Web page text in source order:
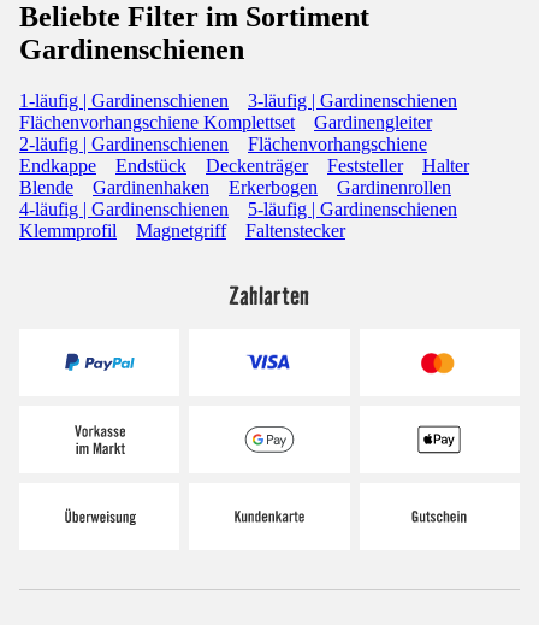
Beliebte Filter im Sortiment
Gardinenschienen
1-läufig | Gardinenschienen
3-läufig | Gardinenschienen
Flächenvorhangschiene Komplettset
Gardinengleiter
2-läufig | Gardinenschienen
Flächenvorhangschiene
Endkappe
Endstück Deckenträger Feststeller
Halter
Blende
Gardinenhaken Erkerbogen
Gardinenrollen
4-läufig | Gardinenschienen
5-läufig | Gardinenschienen
Klemmprofil
Magnetgriff Faltenstecker
Zahlarten